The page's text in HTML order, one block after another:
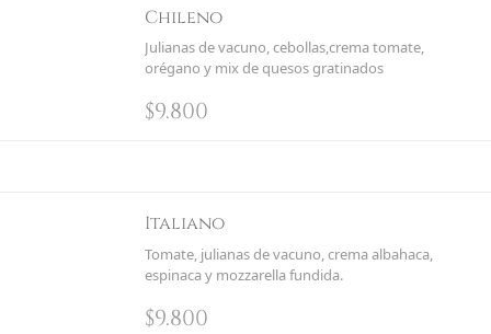
Chileno
Julianas de vacuno, cebollas,crema tomate,
orégano y mix de quesos gratinados
$9.800
Italiano
Tomate, julianas de vacuno, crema albahaca,
espinaca y mozzarella fundida.
$9.800